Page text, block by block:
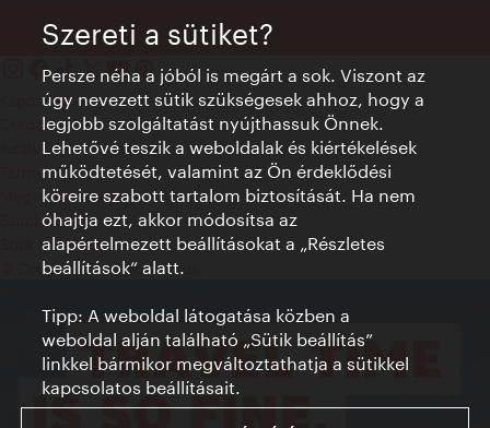
Kapcsolat
Credits
Adatvédelmi nyilatkozat
Terms of Use
Megközelíthetőség
Sajtókapcsolat
Sütik beállítása
© Copyright WienTourismus
Szereti a sütiket?
Persze néha a jóból is megárt a sok. Viszont az
úgy nevezett sütik szükségesek ahhoz, hogy a
legjobb szolgáltatást nyújthassuk Önnek.
Lehetővé teszik a weboldalak és kiértékelések
működtetését, valamint az Ön érdeklődési
köreire szabott tartalom biztosítását. Ha nem
óhajtja ezt, akkor módosítsa az
alapértelmezett beállításokat a „Részletes
beállítások“ alatt.
Tipp: A weboldal látogatása közben a
weboldal alján található „Sütik beállítás”
linkkel bármikor megváltoztathatja a sütikkel
kapcsolatos beállításait.